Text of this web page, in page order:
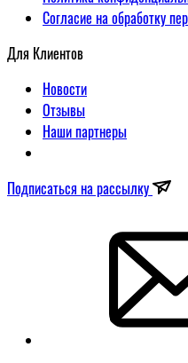
Согласие на обработку
Для Клиентов
Новости
Отзывы
Наши партнеры
Подписаться на рассылку